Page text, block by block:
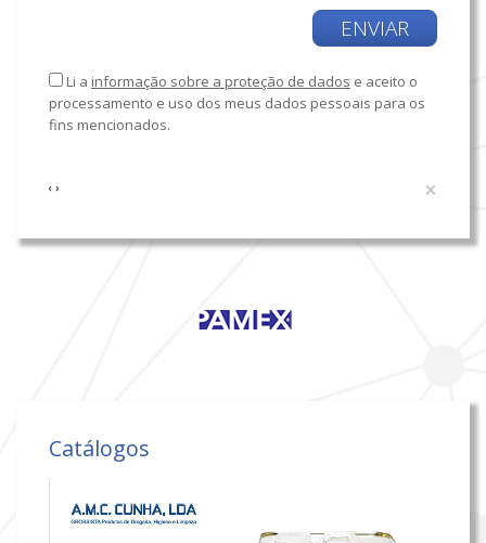
ENVIAR
Li a informação sobre a proteção de dados e aceito o
processamento e uso dos meus dados pessoais para os
fins mencionados.
‹ › ×
Catálogos